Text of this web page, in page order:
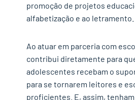
promoção de projetos
alfabetização e ao letramento.
Ao atuar em parceria com
contribui diretamente para
adolescentes recebam o
para se tornarem leitores e
proficientes. E, assim,